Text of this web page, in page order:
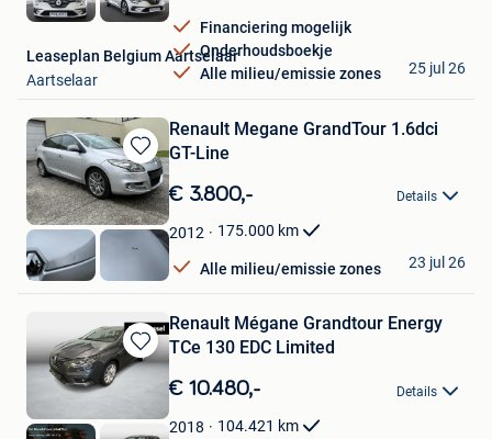
Financiering mogelijk
Onderhoudsboekje
Alle milieu/emissie zones
Leaseplan Belgium Aartselaar
Aartselaar
25 jul 26
Bewaren
in
Mijn
Favorieten
Renault Megane GrandTour 1.6dci
GT-Line
€ 3.800,- Details
2012 175.000 km
Alle milieu/emissie zones
R.S
Wavre
23 jul 26
Bewaren
in
Favorieten
Renault Mégane Grandtour Energy
TCe 130 EDC Limited
€ 10.480,- Details
2018 104.421 km